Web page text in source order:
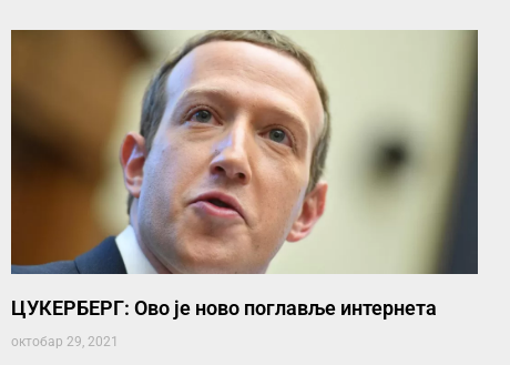
ЦУКЕРБЕРГ: Ово је ново поглавље интернета
октобар 29, 2021